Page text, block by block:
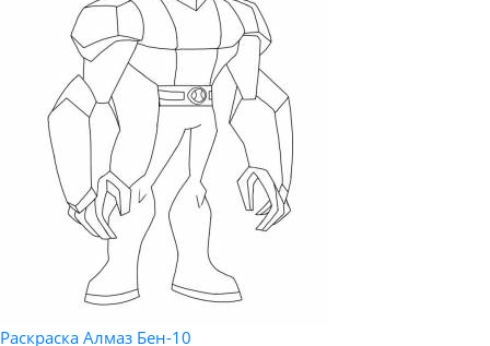
Раскраска Алмаз Бен-10